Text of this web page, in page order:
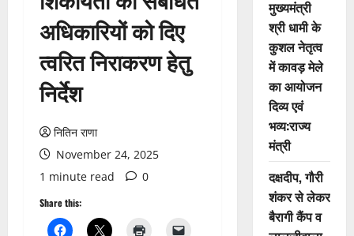
अधिकारियों को दिए
त्वरित निराकरण हेतु
निर्देश
नितिन राणा
November 24, 2025
1 minute read
0
Share this:
मुख्यमंत्री
श्री धामी के
कुशल नेतृत्व
में कावड़ मेले
का आयोजन
दिव्य एवं
भव्य:राज्य
मंत्री
दक्षदीप, गौरी
शंकर से लेकर
बैरागी कैंप व